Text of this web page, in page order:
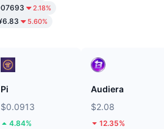
2.18%
5.60%
Pi
$0.0913
4.84%
Audiera
$2.08
12.35%